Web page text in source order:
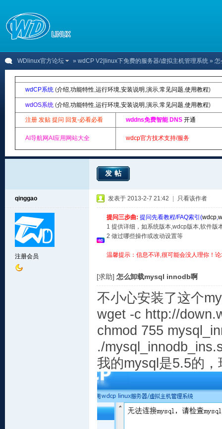
WDlinux官方论坛 » wdCP V2|linux下免费的服务器/虚拟主机管理系统 » 怎
wdCP系统 (介绍,功能特性,运行环境,安装说明 ,演示,常见问题,使用教程)
wdOS系统 (介绍,功能特性,运行环境,安装说明 ,演示,常见问题,使用教程)
注册 发贴 提问 回复-必看必看 wddns免费智能 DNS 开通
AI导航网AI应用网站大全 wdcp官方技术支持/服务
发帖
qinggao
注册会员
发表于 2013-2-7 21:42 只看该作者
提问三步曲: 提问先看教程/FAQ索引(wdcp,
1 提供详细，如系统版本,wdcp版本,软件版
2 做过哪些操作或改动设置等
温馨提示：信息不详,很可能会没人理你！
[求助] 怎么卸载mysql innodb啊
不小心安装了这个
wget -c http://
chmod 755
./
我的mysql是5.5的